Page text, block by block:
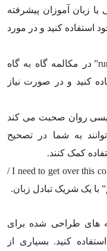
یا زبان آموزان پیشرفته
استفاده کنید و در مورد
” در مکالمه گاه به گاه
کنید و در صورت نیاز
روان صحبت می کند
به شما در تصحیح
کمک کنند.
I need to get over this
/
با یک شریک تبادل زبان.
های طراحی شده برای
کنید. بسیاری از